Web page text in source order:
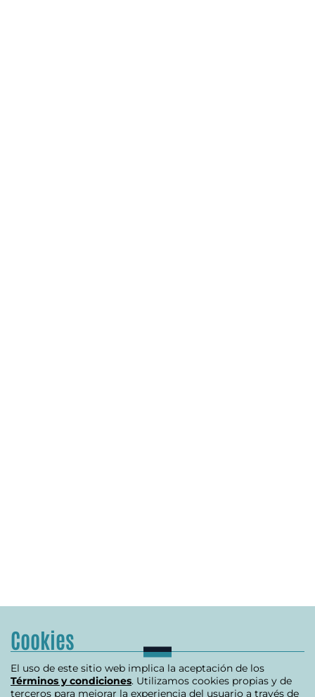
Cookies
El uso de este sitio web implica la aceptación de los
Términos y condiciones. Utilizamos cookies propias y de
terceros para mejorar la experiencia del usuario a través de